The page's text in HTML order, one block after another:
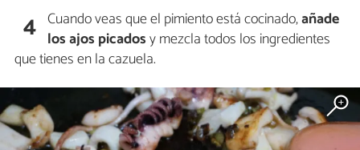
4 Cuando veas que el pimiento está cocinado,añade
los ajos picadosy mezcla todos los ingredientes
que tienes en la cazuela.